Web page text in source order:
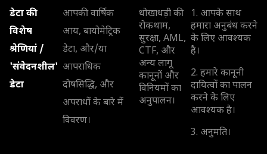
डेटा की
विशेष
श्रेणियां /
'संवेदनशील'
डेटा
आपकी वार्षिक
आय, बायोमेट्रिक
डेटा, और/या
आपराधिक
दोषसिद्धि, और
अपराधों के बारे में
विवरण।
धोखाधड़ी की
रोकथाम,
सुरक्षा, AML,
CTF, और
अन्य लागू
कानूनों और
विनियमों का
अनुपालन।
1. आपके साथ
हमारा अनुबंध करने
के लिए आवश्यक
है।
2. हमारे कानूनी
दायित्वों का पालन
करने के लिए
आवश्यक है।
3. अनुमति।